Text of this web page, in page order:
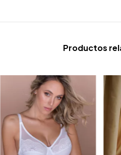
Productos